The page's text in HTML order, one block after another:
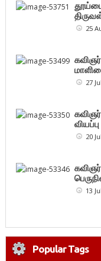
25
27
வியப்பு
20
13
Popular Tags